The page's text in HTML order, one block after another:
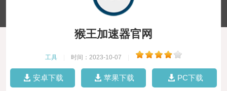
猴王加速器官网
工具 时间：2023-10-07
安卓下载 苹果下载 PC下载